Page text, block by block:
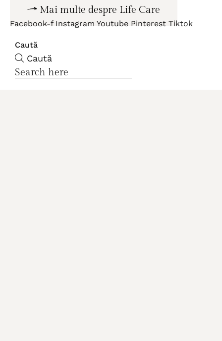
Mai multe despre Life Care
Facebook-f Instagram Youtube Pinterest Tiktok
Caută
Caută